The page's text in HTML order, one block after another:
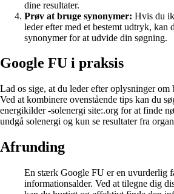
dine resultater.
Prøv at bruge synonymer: Hvis du
leder efter med et bestemt udtryk, kan
synonymer for at udvide din søgning.
Google FU i praksis
Lad os sige, at du leder efter oplysninger
Ved at kombinere ovenstående tips kan du
energikilder -solenergi site:.org for at finde
undgå solenergi og kun se resultater fra
Afrunding
En stærk Google FU er en uvurderlig
informationsalder. Ved at tilegne dig